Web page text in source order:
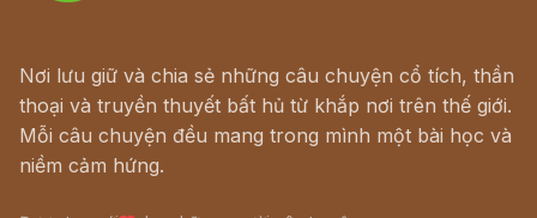
Nơi lưu giữ và chia sẻ những câu chuyện cổ tích, thần
thoại và truyền thuyết bất hủ từ khắp nơi trên thế giới.
Mỗi câu chuyện đều mang trong mình một bài học và
niềm cảm hứng.